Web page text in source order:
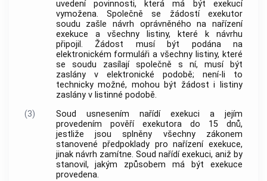
uvedení povinnosti, která má být exekucí
vymožena. Společně se žádostí exekutor
soudu zašle návrh oprávněného na nařízení
exekuce a všechny listiny, které k návrhu
připojil. Žádost musí být podána na
elektronickém formuláři a všechny listiny, které
se soudu zasílají společně s ní, musí být
zaslány v elektronické podobě; není-li to
technicky možné, mohou být žádost i listiny
zaslány v listinné podobě.
(3)
Soud usnesením nařídí exekuci a jejím
provedením pověří exekutora do 15 dnů,
jestliže jsou splněny všechny zákonem
stanovené předpoklady pro nařízení exekuce,
jinak návrh zamítne. Soud nařídí exekuci, aniž by
stanovil, jakým způsobem má být exekuce
provedena.